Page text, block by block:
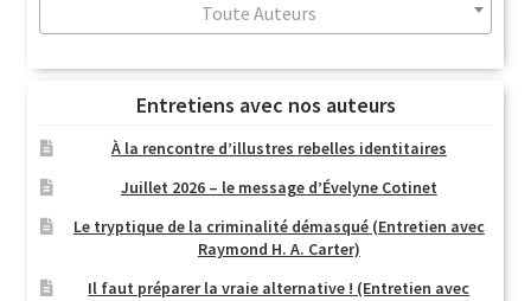
Toute Auteurs
Entretiens avec nos auteurs
À la rencontre d’illustres rebelles identitaires
Juillet 2026 – le message d’Évelyne Cotinet
Le tryptique de la criminalité démasqué (Entretien avec
Raymond H. A. Carter)
Il faut préparer la vraie alternative ! (Entretien avec